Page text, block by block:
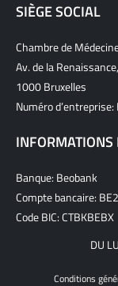
SIÈGE SOCIAL
Chambre de
Av. de la
1000 Bruxelles
Numéro
INFORMATIONS
Banque: Beobank
Compte bancaire:
Code BIC: CTBKBEBX
DU
Conditions